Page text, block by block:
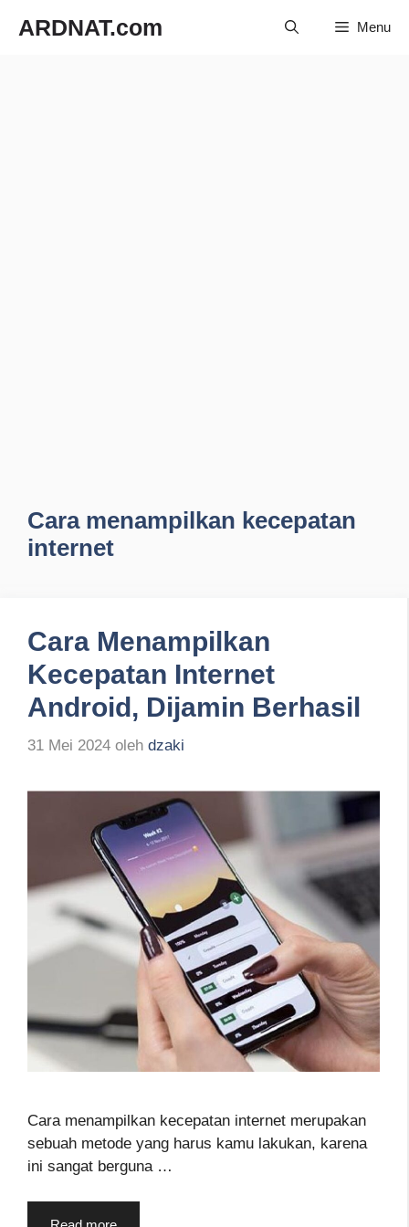
ARDNAT.com Menu
Cara menampilkan kecepatan
internet
Cara Menampilkan
Kecepatan Internet
Android, Dijamin Berhasil
31 Mei 2024 oleh dzaki
Cara menampilkan kecepatan internet merupakan
sebuah metode yang harus kamu lakukan, karena
ini sangat berguna …